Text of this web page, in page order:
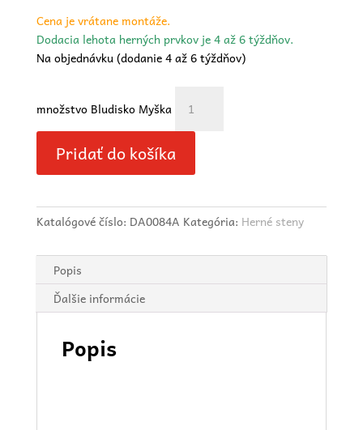
Cena je vrátane montáže.
Dodacia lehota herných prvkov je 4 až 6 týždňov.
Na objednávku (dodanie 4 až 6 týždňov)
množstvo Bludisko Myška
Pridať do košíka
Katalógové číslo: DA0084A Kategória: Herné steny
Popis
Ďalšie informácie
Popis